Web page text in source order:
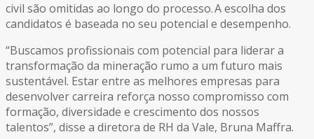
civil são omitidas ao longo do processo. A escolha dos
candidatos é baseada no seu potencial e desempenho.
“Buscamos profissionais com potencial para liderar a
transformação da mineração rumo a um futuro mais
sustentável. Estar entre as melhores empresas para
desenvolver carreira reforça nosso compromisso com
formação, diversidade e crescimento dos nossos
talentos”, disse a diretora de RH da Vale, Bruna Maffra.